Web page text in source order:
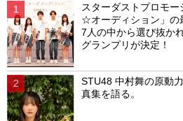
スターダストプロモ
☆オーディション」の
7人の中から選び抜か
グランプリが決定！
STU48 中村舞の原動
真集を語る。